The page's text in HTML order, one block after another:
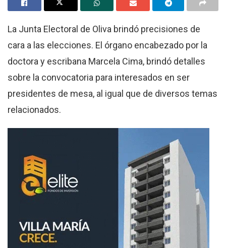
La Junta Electoral de Oliva brindó precisiones de
cara a las elecciones. El órgano encabezado por la
doctora y escribana Marcela Cima, brindó detalles
sobre la convocatoria para interesados en ser
presidentes de mesa, al igual que de diversos temas
relacionados.